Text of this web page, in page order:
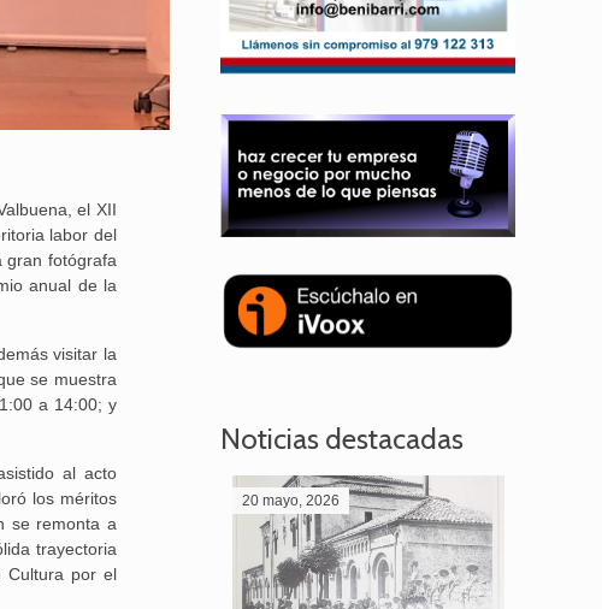
el XII
labor del
gran fotógrafa
anual de la
visitar la
se muestra
a 14:00; y
al acto
los méritos
se remonta a
trayectoria
Cultura por el
Noticias destacadas
2026 20 mayo, 2026